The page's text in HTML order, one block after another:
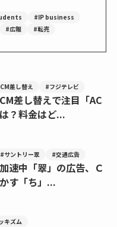
#IP business
#広報 #転売
差し替え #フジテレビ
差し替えで注目「AC
？料金はど...
#サントリー翠 #交通広告
速中「翠」の広告、Ｃ
す「ち」...
キズム